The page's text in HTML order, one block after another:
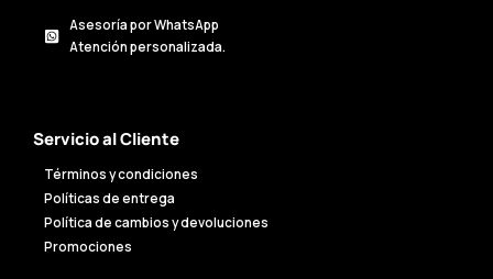
Asesoría por WhatsApp
Atención personalizada.
Servicio al Cliente
Términos y condiciones
Políticas de entrega
Política de cambios y devoluciones
Promociones